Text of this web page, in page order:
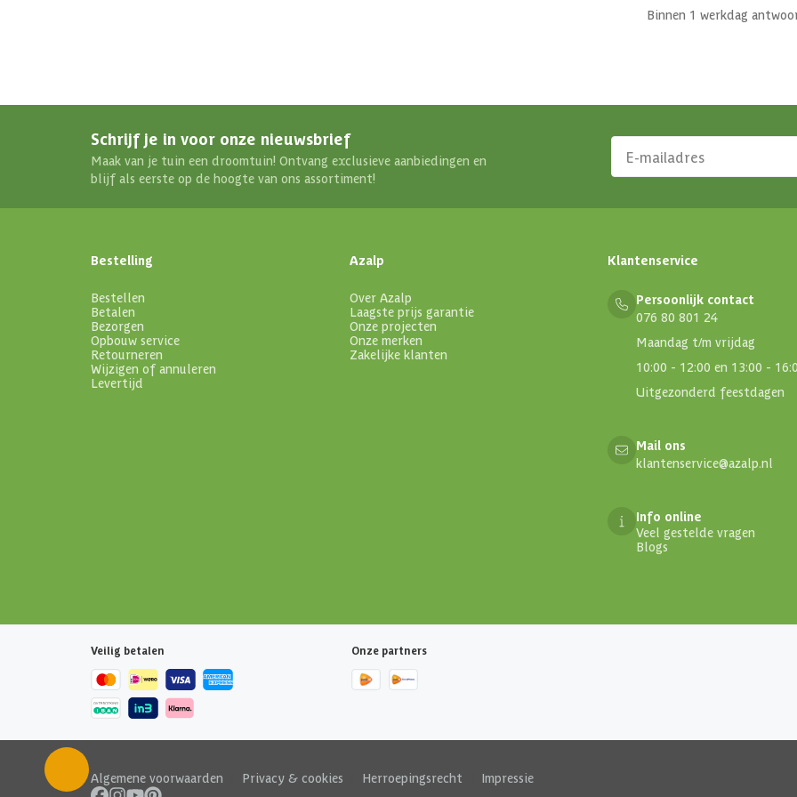
Binnen 1 werkdag
Schrijf je in voor onze nieuwsbrief
Maak van je tuin een droomtuin! Ontvang exclusieve aanbiedingen en
blijf als eerste op de hoogte van ons assortiment!
Bestelling
Bestellen
Betalen
Bezorgen
Opbouw service
Retourneren
Wijzigen of annuleren
Levertijd
Azalp
Over Azalp
Laagste prijs garantie
Onze projecten
Onze merken
Zakelijke klanten
Klantenservice
Persoonlijk contact
076 80 801 24
Maandag t/m vrijdag
10:00 - 12:00 en 13:00 -
Uitgezonderd feestdagen
Mail ons
klantenservice@azalp.nl
Info online
Veel gestelde vragen
Blogs
Veilig betalen Onze partners
Algemene voorwaarden Privacy & cookies Herroepingsrecht Impressie